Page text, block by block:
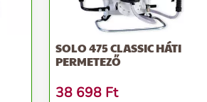
SOLO 475 CLASSIC HÁTI
PERMETEZŐ
38 698 Ft